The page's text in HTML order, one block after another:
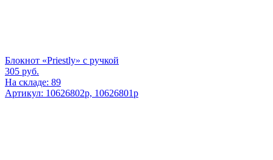
Блокнот «Priestly» с ручкой
305 руб.
На складе: 89
Артикул: 10626802p, 10626801p